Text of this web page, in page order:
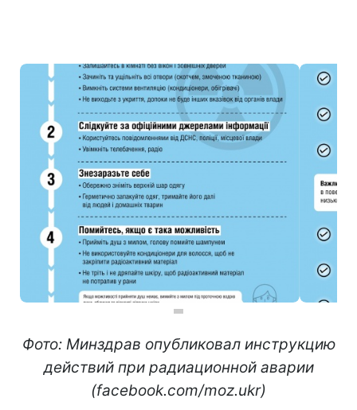
Фото: Минздрав опубликовал инструкцию
действий при радиационной аварии
(facebook.com/moz.ukr)